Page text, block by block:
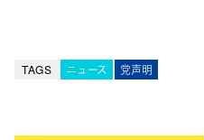
TAGS ニュース 党声明